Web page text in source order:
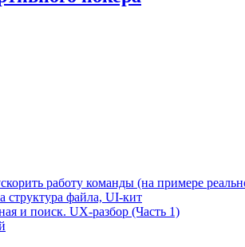
работу команды (на примере
структура файла, UI-кит
и поиск. UX-разбор (Часть 1)